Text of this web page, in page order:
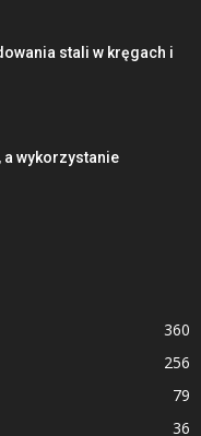
stali w kręgach i
a wykorzystanie
360
256
79
36